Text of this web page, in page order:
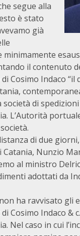
segue alla
è stato
già
il contenuto
Cosimo Indaco
di spedizioni
L’Autorità
di due
Nunzio
al ministro
adottati da
ha ravvisato gli
Cosimo Indaco
Nel caso in cui